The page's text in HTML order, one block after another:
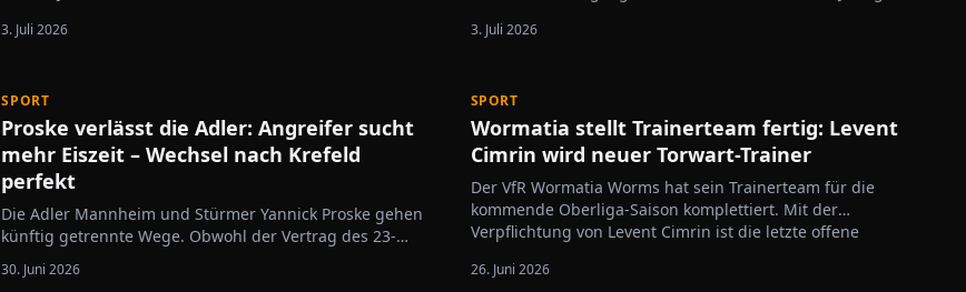
war bereits in der vergangenen Saison eine…
3. Juli 2026
Erfahrung aus mehreren Jahren im höherklassigen…
3. Juli 2026
SPORT
Proske verlässt die Adler: Angreifer sucht
mehr Eiszeit – Wechsel nach Krefeld
perfekt
Die Adler Mannheim und Stürmer Yannick Proske gehen
künftig getrennte Wege. Obwohl der Vertrag des 23-
Jährigen ursprünglich noch bis 2027 lief, haben sich
beide Seiten in gegenseitigem Einvernehmen auf eine
30. Juni 2026
SPORT
Wormatia stellt Trainerteam fertig: Levent
Cimrin wird neuer Torwart-Trainer
Der VfR Wormatia Worms hat sein Trainerteam für die
kommende Oberliga-Saison komplettiert. Mit der
Verpflichtung von Levent Cimrin ist die letzte offene
überwiegend im Mannheimer Raum…
26. Juni 2026